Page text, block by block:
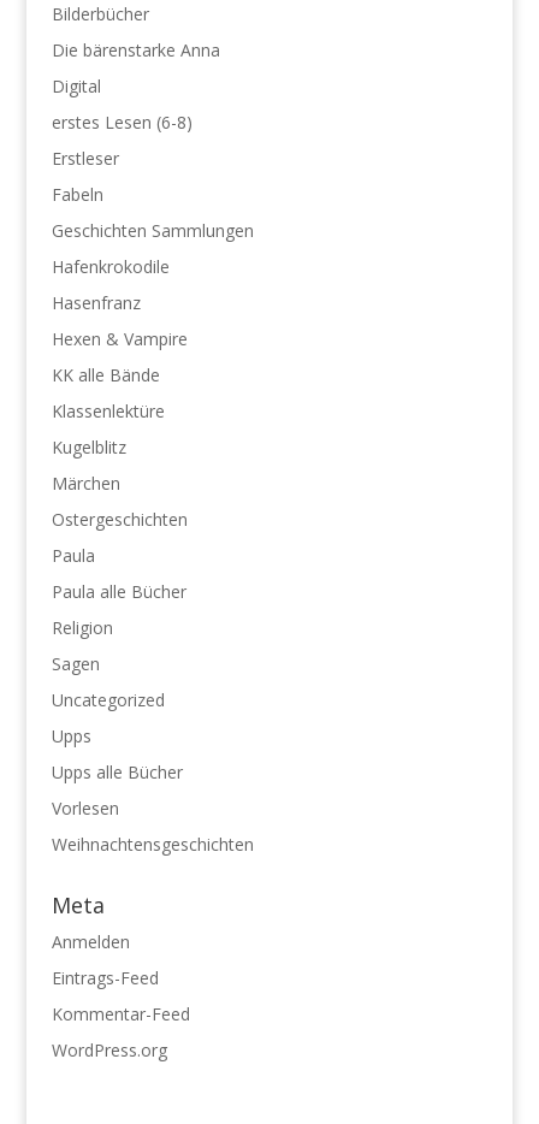
Bilderbücher
Die bärenstarke Anna
Digital
erstes Lesen (6-8)
Erstleser
Fabeln
Geschichten Sammlungen
Hafenkrokodile
Hasenfranz
Hexen & Vampire
KK alle Bände
Klassenlektüre
Kugelblitz
Märchen
Ostergeschichten
Paula
Paula alle Bücher
Religion
Sagen
Uncategorized
Upps
Upps alle Bücher
Vorlesen
Weihnachtensgeschichten
Meta
Anmelden
Eintrags-Feed
Kommentar-Feed
WordPress.org